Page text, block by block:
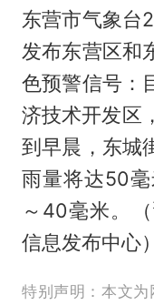
东营市气象台
发布东营区和
色预警信号：
济技术开发区
到早晨，东城
雨量将达50
～40毫米。
信息发布中心）
特别声明：本文为